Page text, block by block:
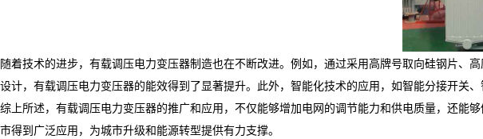
随着技术的进步，有载调压电力变压器制造也在不断改进。例如，通过采用高牌号取向硅钢片
设计，有载调压电力变压器的能效得到了显著提升。此外，智能化技术的应用，如智能分接开关
综上所述，有载调压电力变压器的推广和应用，不仅能够增加电网的调节能力和供电质量，还能
市得到广泛应用，为城市升级和能源转型提供有力支撑。